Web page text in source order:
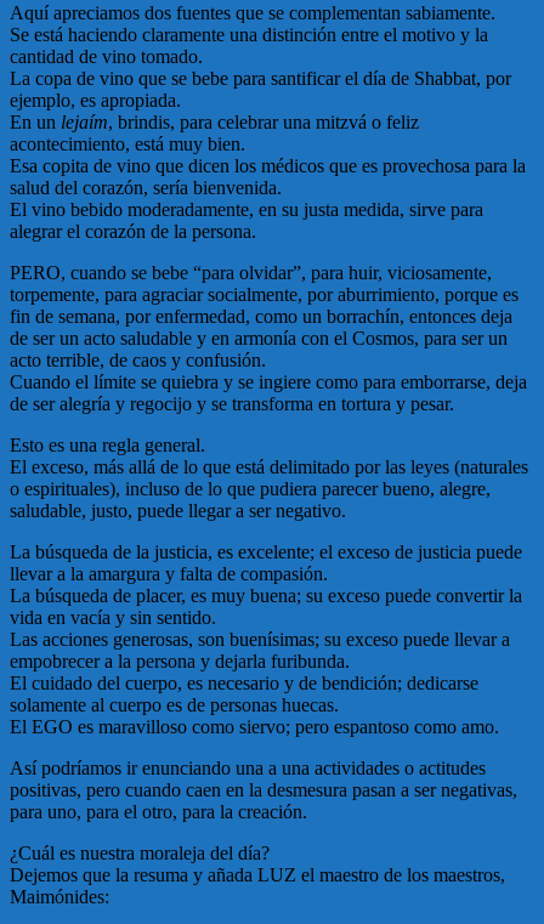
Aquí apreciamos dos fuentes que se complementan sabiamente.
Se está haciendo claramente una distinción entre el motivo y la
cantidad de vino tomado.
La copa de vino que se bebe para santificar el día de Shabbat, por
ejemplo, es apropiada.
En un lejaím, brindis, para celebrar una mitzvá o feliz
acontecimiento, está muy bien.
Esa copita de vino que dicen los médicos que es provechosa para la
salud del corazón, sería bienvenida.
El vino bebido moderadamente, en su justa medida, sirve para
alegrar el corazón de la persona.
PERO, cuando se bebe “para olvidar”, para huir, viciosamente,
torpemente, para agraciar socialmente, por aburrimiento, porque es
fin de semana, por enfermedad, como un borrachín, entonces deja
de ser un acto saludable y en armonía con el Cosmos, para ser un
acto terrible, de caos y confusión.
Cuando el límite se quiebra y se ingiere como para emborrarse, deja
de ser alegría y regocijo y se transforma en tortura y pesar.
Esto es una regla general.
El exceso, más allá de lo que está delimitado por las leyes (naturales
o espirituales), incluso de lo que pudiera parecer bueno, alegre,
saludable, justo, puede llegar a ser negativo.
La búsqueda de la justicia, es excelente; el exceso de justicia puede
llevar a la amargura y falta de compasión.
La búsqueda de placer, es muy buena; su exceso puede convertir la
vida en vacía y sin sentido.
Las acciones generosas, son buenísimas; su exceso puede llevar a
empobrecer a la persona y dejarla furibunda.
El cuidado del cuerpo, es necesario y de bendición; dedicarse
solamente al cuerpo es de personas huecas.
El EGO es maravilloso como siervo; pero espantoso como amo.
Así podríamos ir enunciando una a una actividades o actitudes
positivas, pero cuando caen en la desmesura pasan a ser negativas,
para uno, para el otro, para la creación.
¿Cuál es nuestra moraleja del día?
Dejemos que la resuma y añada LUZ el maestro de los maestros,
Maimónides: